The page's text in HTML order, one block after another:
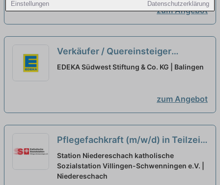
Einstellungen Datenschutzerklärung
zum Angebot
Verkäufer / Quereinsteiger
Frischetheke (m/w/d) Vollzeit oder
EDEKA Südwest Stiftung & Co. KG | Balingen
zum Angebot
Pflegefachkraft (m/w/d) in Teilzeit
(30-85% Stellenumfang) – Bei uns
können Sie sich geborgen fühlen!
neu
Station Niedereschach katholische
Sozialstation Villingen-Schwenningen e.V. |
Niedereschach